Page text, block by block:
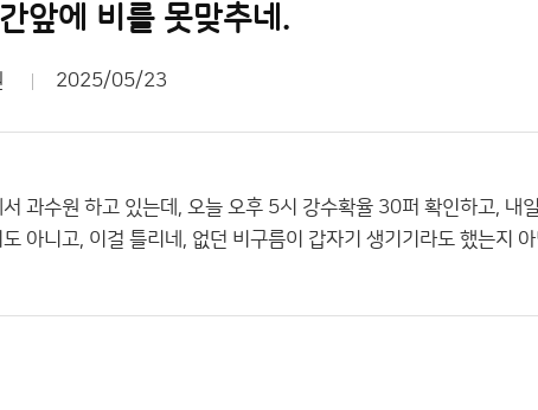
앞에 비를 못맞추네.
2025/05/23
서 과수원 하고 있는데, 오늘 오후 5시 강수확율 30퍼 확인하고,
아니고, 이걸 틀리네, 없던 비구름이 갑자기 생기기라도 했는지